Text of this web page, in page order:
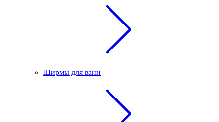
Ширмы для ванн